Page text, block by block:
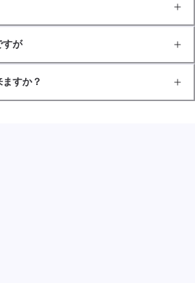
すが
すか？